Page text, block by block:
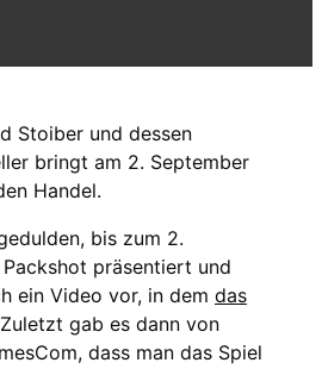
Stoiber und dessen
bringt am 2. September
Handel.
bis zum 2.
präsentiert und
ein Video vor, in dem das
gab es dann von
dass man das Spiel